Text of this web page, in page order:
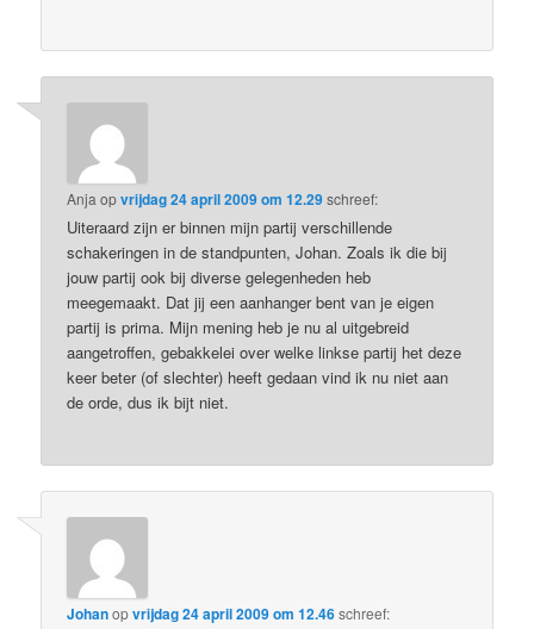
Anja opvrijdag 24 april 2009 om 12.29schreef:
Uiteraard zijn er binnen mijn partij verschillende
schakeringen in de standpunten, Johan. Zoals ik die bij
jouw partij ook bij diverse gelegenheden heb
meegemaakt. Dat jij een aanhanger bent van je eigen
partij is prima. Mijn mening heb je nu al uitgebreid
aangetroffen, gebakkelei over welke linkse partij het deze
keer beter (of slechter) heeft gedaan vind ik nu niet aan
de orde, dus ik bijt niet.
Johanopvrijdag 24 april 2009 om 12.46schreef: